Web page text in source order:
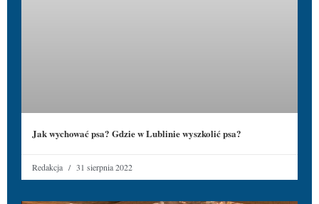
Jak wychować psa? Gdzie w Lublinie wyszkolić psa?
Redakcja 31 sierpnia 2022